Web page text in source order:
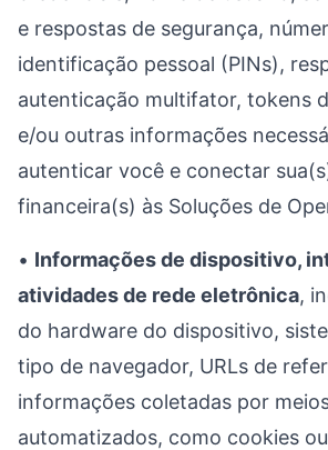
e respostas de segurança,
identificação pessoal (PINs),
autenticação multifator, tokens
e/ou outras informações
autenticar você e conectar
financeira(s) às Soluções de
• Informações de dispositivo,
atividades de rede eletrônica,
do hardware do dispositivo,
tipo de navegador, URLs de
informações coletadas por
automatizados, como cookies